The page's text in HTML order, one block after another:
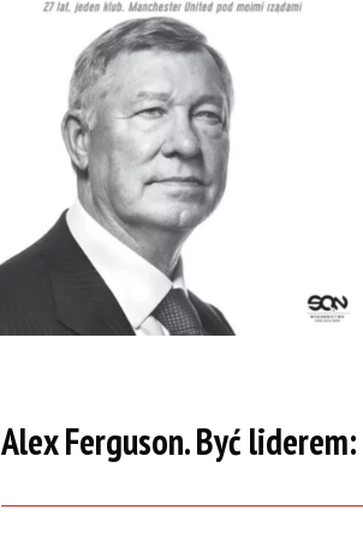
Alex Ferguson. Być liderem: